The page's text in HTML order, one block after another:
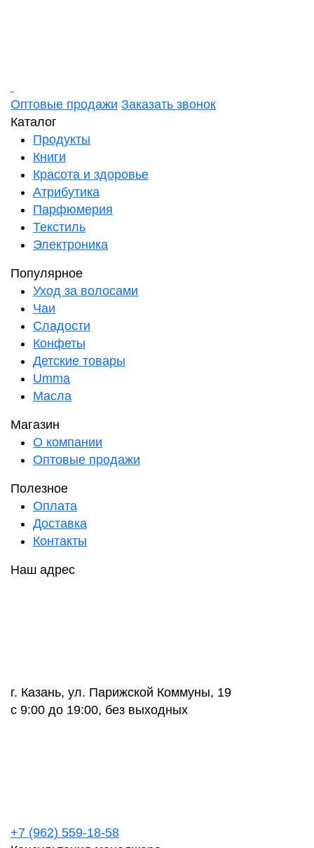
Оптовые продажи Заказать звонок
Каталог
Продукты
Книги
Красота и здоровье
Атрибутика
Парфюмерия
Текстиль
Электроника
Популярное
Уход за волосами
Чаи
Сладости
Конфеты
Детские товары
Umma
Масла
Магазин
О компании
Оптовые продажи
Полезное
Оплата
Доставка
Контакты
Наш адрес
г. Казань, ул. Парижской Коммуны, 19
с 9:00 до 19:00, без выходных
+7 (962) 559-18-58